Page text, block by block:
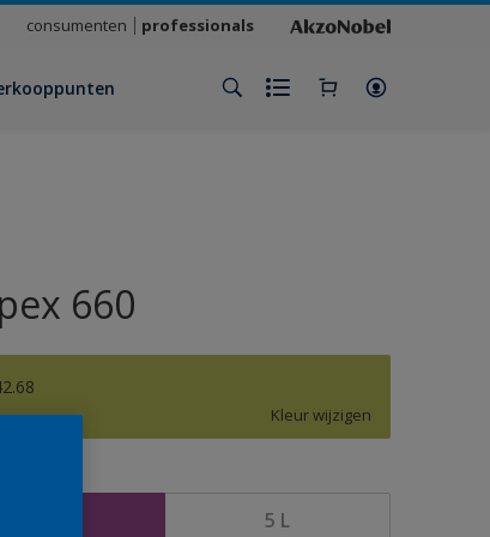
consumenten professionals
660
Kleur wijzigen
5 L